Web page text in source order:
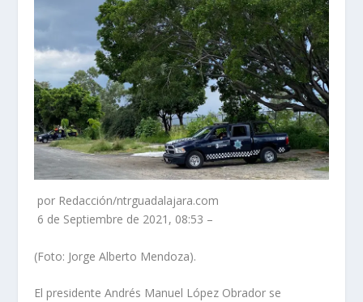
por Redacción/ntrguadalajara.com
6 de Septiembre de 2021, 08:53 –
(Foto: Jorge Alberto Mendoza).
El presidente Andrés Manuel López Obrador se